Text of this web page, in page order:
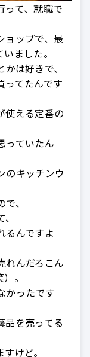
て、就職で
ョップで、最
ました。
は好きで、
ってたんです
使える定番の
っていたん
のキッチンウ
、
るんですよ
れんだろこん
。
かったです
品を売ってる
けど。